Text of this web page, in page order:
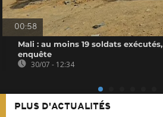
00:58
Mali : au moins 19 soldats
enquête
30/07 - 12:34
PLUS D'ACTUALITÉS